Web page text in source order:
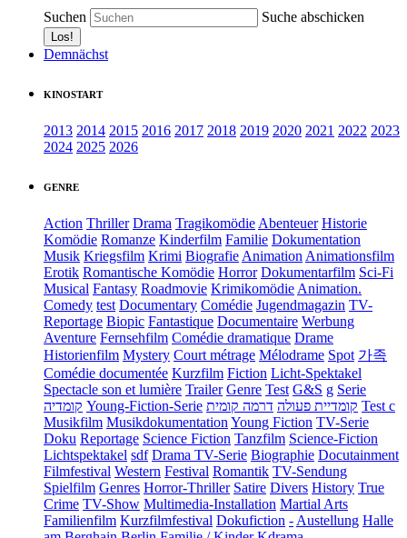
Suchen Suche abschicken
Demnächst
KINOSTART
2013 2014 2015 2016 2017 2018 2019 2020 2021 2022 2023
2024 2025 2026
GENRE
Action Thriller Drama Tragikomödie Abenteuer Historie
Komödie Romanze Kinderfilm Familie Dokumentation
Musik Kriegsfilm Krimi Biografie Animation Animationsfilm
Erotik Romantische Komödie Horror Dokumentarfilm Sci-Fi
Musical Fantasy Roadmovie Krimikomödie Animation.
Comedy test Documentary Comédie Jugendmagazin TV-
Reportage Biopic Fantastique Documentaire Werbung
Aventure Fernsehfilm Comédie dramatique Drame
Historienfilm Mystery Court métrage Mélodrame Spot 가족
Comédie documentée Kurzfilm Fiction Licht-Spektakel
Spectacle son et lumière Trailer Genre Test G&S g Serie
קומדיה Young-Fiction-Serie קומדיית פעולה דרמה קומית
Test c
Musikfilm Musikdokumentation Young Fiction TV-Serie
Doku Reportage Science Fiction Tanzfilm Science-Fiction
Lichtspektakel sdf Drama TV-Serie Biographie Docutainment
Filmfestival Western Festival Romantik TV-Sendung
Spielfilm Genres Horror-Thriller Satire Divers History True
Crime TV-Show Multimedia-Installation Martial Arts
Familienfilm Kurzfilmfestival Dokufiction - Austellung Halle